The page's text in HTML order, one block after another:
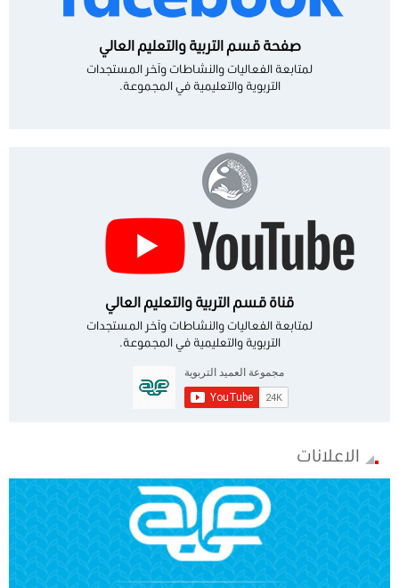
صفحة قسم التربية والتعليم العالي
لمتابعة الفعاليات والنشاطات وآخر المستجدات
التربوية والتعليمية في المجموعة.
قناة قسم التربية والتعليم العالي
لمتابعة الفعاليات والنشاطات وآخر المستجدات
التربوية والتعليمية في المجموعة.
الاعلانات